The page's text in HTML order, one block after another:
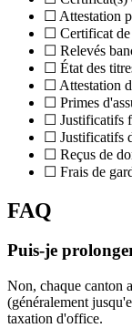
☐ Attestation
☐ Certificat de
☐ Relevés
☐ État des
☐ Attestation
☐ Primes
☐ Justificatifs
☐ Justificatifs
☐ Reçus de
☐ Frais de
FAQ
Puis-je
Non, chaque canton
(généralement
taxation d'office.